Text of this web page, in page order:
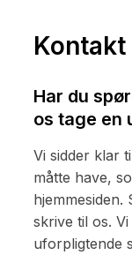
Har du
os tage en
Vi sidder klar
måtte have,
hjemmesiden.
skrive til os.
uforpligtende